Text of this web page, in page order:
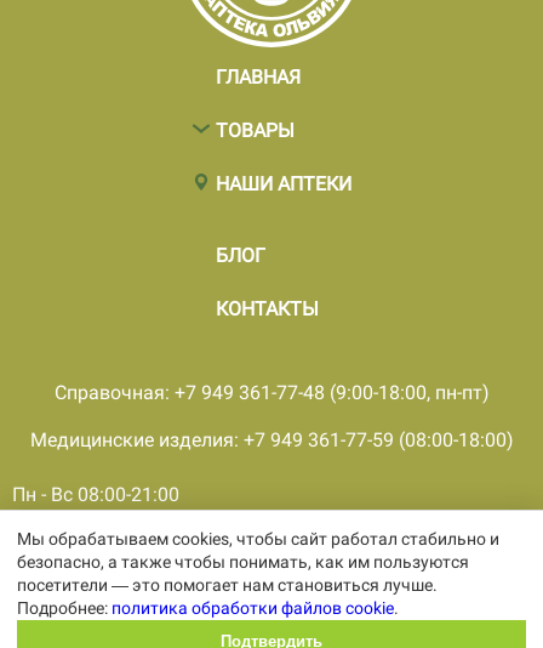
ГЛАВНАЯ
ТОВАРЫ
НАШИ АПТЕКИ
БЛОГ
КОНТАКТЫ
Пн - Вс 08:00-21:00
Справочная: +7 949 361-77-48 (9:00-18:00, пн-пт)
Медицинские изделия: +7 949 361-77-59 (08:00-18:00)
© 2001 - 2026, все права защищены, ООО «ПКМФ «Ольвия-
Мединвест», ИНН 9308009362 КПП 930301001
Политика конфиденциальности
Политика обработки персональных
Мы обрабатываем cookies, чтобы сайт работал стабильно и
безопасно, а также чтобы понимать, как им пользуются
посетители — это помогает нам становиться лучше.
Подробнее: политика обработки файлов cookie.
Подтвердить